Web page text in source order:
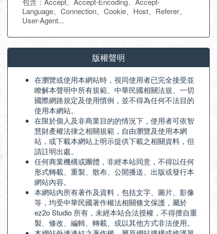
Language、Connection、Cookie、Host、Referer、
User-Agent...
版權聲明
在瀏覽或使用本網站時，視同使用者已完全接受並
瞭解本聲明中所有規範、中華民國相關法規、一切
國際網路規定及使用慣例，並不得為任何不法目的
使用本網站。
在限於個人及非商業目的的情況下，使用者可依智
慧財產權法律之相關規範，自由瀏覽及使用本網
站，或下載本網站上明示提供下載之相關資料，但
請註明出處。
任何商業機構或團體，非經本站同意，不得以任何
形式轉載、重製、散布、公開播送、出版或發行本
網站內容。
本網站內所有著作及資料，包括文字、圖片、影像
等，均受中華民國著作權法相關條文保護，屬於
ez2o Studio 所有，未經本站合法授權，不得擅自重
製、修改、編輯、轉載、或以其他方式非法使用。